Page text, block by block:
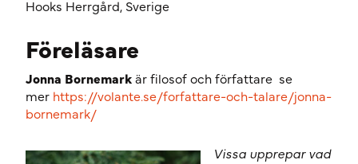
Hooks Herrgård, Sverige
Föreläsare
Jonna Bornemarkär filosof och författare se
mer https://volante.se/forfattare-och-talare/jonna-
bornemark/
Vissa upprepar vad